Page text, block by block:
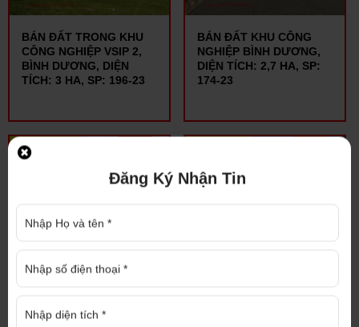
BÁN ĐẤT TRONG KHU
CÔNG NGHIỆP VSIP 2,
BÌNH DƯƠNG, DIỆN
TÍCH: 3 HA, SP: 196-23
BÁN ĐẤT KHU CÔNG
NGHIỆP BÌNH DƯƠNG,
DIỆN TÍCH: 2,7 HA, SP:
174-23
220 USD/M2
DIỆN TÍCH: 2 HECTA, SP:
Đăng Ký Nhận Tin